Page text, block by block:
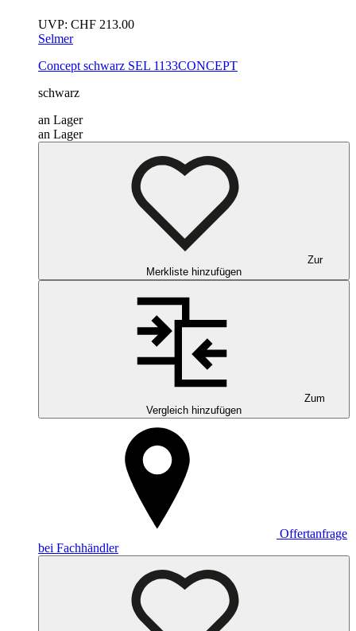
UVP: CHF 213.00
Selmer
Concept schwarz SEL 1133CONCEPT
schwarz
an Lager
an Lager
Zur
Merkliste hinzufügen
Zum
Vergleich hinzufügen
Offertanfrage
bei Fachhändler